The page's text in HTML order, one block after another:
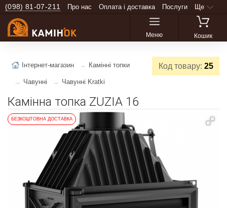
(098) 81-07-211 Про нас Оплата і доставка Послуги Ще
Меню Кошик
Код товару: 25
Інтернет-магазин Камінні топки
Чавунні Чавунні Kratki
Камінна топка ZUZIA 16
БЕЗКОШТОВНА ДОСТАВКА